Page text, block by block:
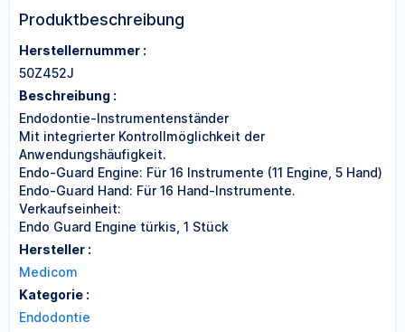
Produktbeschreibung
Herstellernummer :
50Z452J
Beschreibung :
Endodontie-Instrumentenständer
Mit integrierter Kontrollmöglichkeit der
Anwendungshäufigkeit.
Endo-Guard Engine: Für 16 Instrumente (11 Engine, 5 Hand)
Endo-Guard Hand: Für 16 Hand-Instrumente.
Verkaufseinheit:
Endo Guard Engine türkis, 1 Stück
Hersteller :
Medicom
Kategorie :
Endodontie